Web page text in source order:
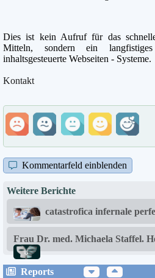
Dies ist kein Aufruf für das
Mitteln, sondern ein
inhaltsgesteuerte Webseiten - Systeme.
Kontakt
Kommentarfeld einblenden
Weitere Berichte
catastrofica infernale
Frau Dr. med. Michaela Staffel.
Reports